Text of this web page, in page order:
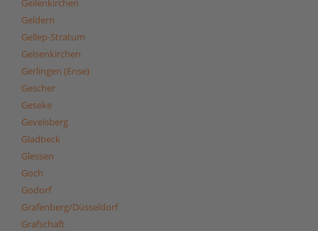
Geilenkirchen
Geldern
Gellep-Stratum
Gelsenkirchen
Gerlingen (Ense)
Gescher
Geseke
Gevelsberg
Gladbeck
Glessen
Goch
Godorf
Grafenberg/Düsseldorf
Grafschaft